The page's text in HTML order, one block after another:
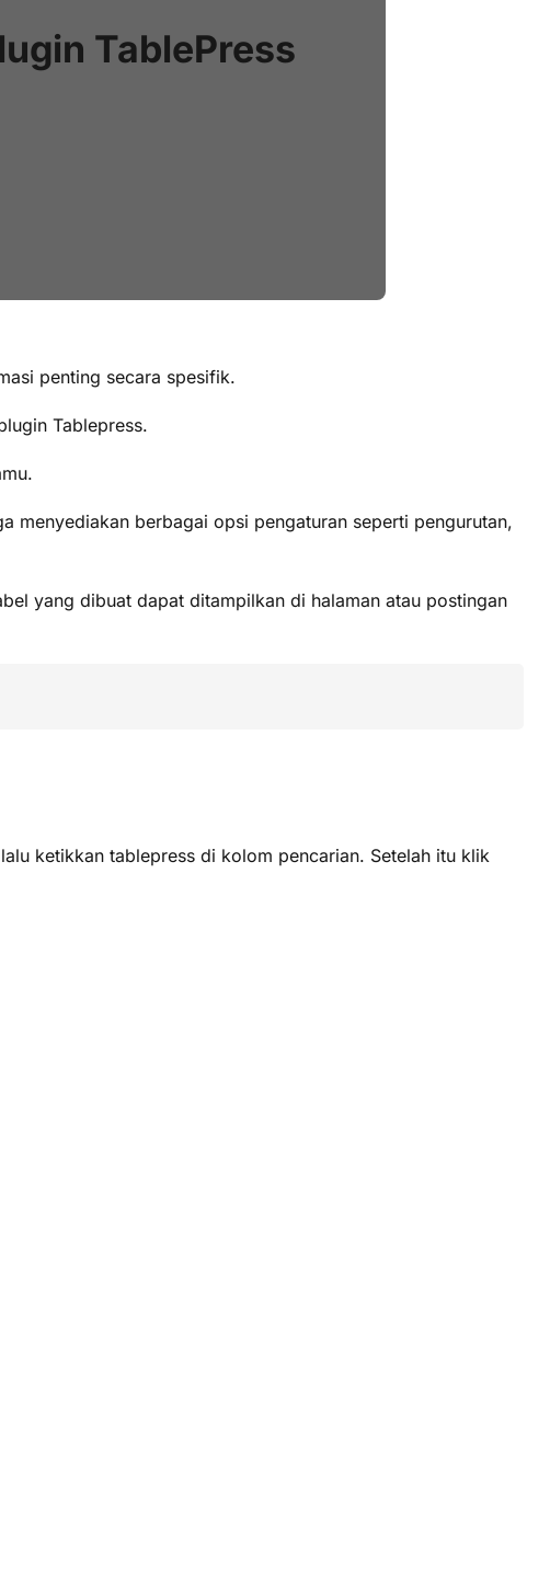
TablePress
penting secara spesifik.
Tablepress.
menyediakan berbagai opsi pengaturan seperti pengurutan,
yang dibuat dapat ditampilkan di halaman atau postingan
lalu ketikkan tablepress di kolom pencarian. Setelah itu klik